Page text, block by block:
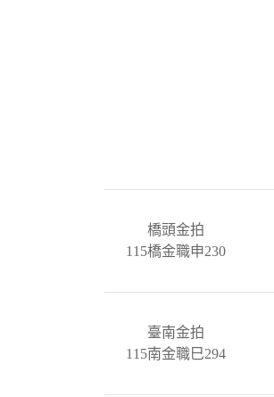
橋頭金拍
115橋金職申230
臺南金拍
115南金職巳294